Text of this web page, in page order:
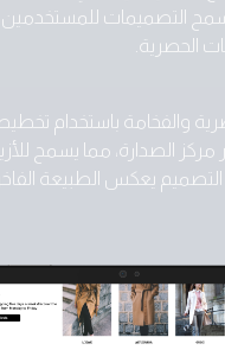
التصميمات للمستخدمين
الحصرية.
والفخامة باستخدام
الصدارة، مما يسمح
يعكس الطبيعة